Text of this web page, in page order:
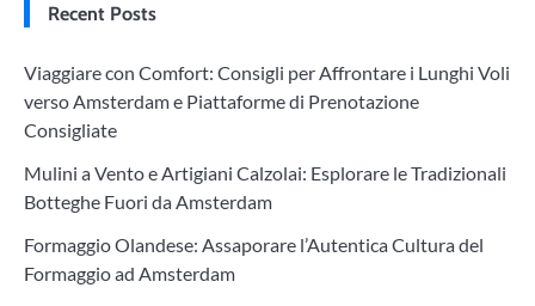
Recent Posts
Viaggiare con Comfort: Consigli per Affrontare i Lunghi Voli
verso Amsterdam e Piattaforme di Prenotazione
Consigliate
Mulini a Vento e Artigiani Calzolai: Esplorare le Tradizionali
Botteghe Fuori da Amsterdam
Formaggio Olandese: Assaporare l’Autentica Cultura del
Formaggio ad Amsterdam